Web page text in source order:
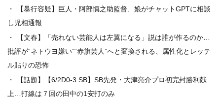
【暴行容疑】巨人・阿部慎之助監督、娘がチャットGPTに相談
し児相通報
【文春】「売れない芸能人は左翼になる」説は誰が作るのか…
批評が“ネトウヨ嫌い”“赤旗芸人”へと変換される、属性化とレッテ
ル貼りの恐怖
【話題】【6/2D0-3 SB】SB先発・大津亮介プロ初完封勝利献
上…打線は７回の田中の1安打のみ